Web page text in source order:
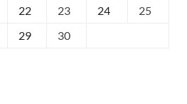
22 23 24
25
29 30